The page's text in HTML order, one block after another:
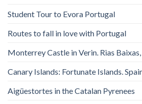
Student Tour to Evora Portugal
Routes to fall in love with Portugal
Monterrey Castle in Verin. Rias
Canary Islands: Fortunate Islands.
Aigüestortes in the Catalan Pyrenees